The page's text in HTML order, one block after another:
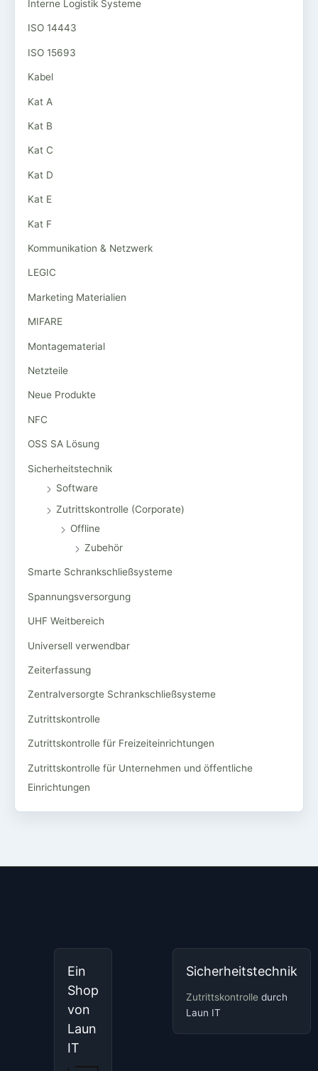
Interne Logistik Systeme
ISO 14443
ISO 15693
Kabel
Kat A
Kat B
Kat C
Kat D
Kat E
Kat F
Kommunikation & Netzwerk
LEGIC
Marketing Materialien
MIFARE
Montagematerial
Netzteile
Neue Produkte
NFC
OSS SA Lösung
Sicherheitstechnik
Software
Zutrittskontrolle (Corporate)
Offline
Zubehör
Smarte Schrankschließsysteme
Spannungsversorgung
UHF Weitbereich
Universell verwendbar
Zeiterfassung
Zentralversorgte Schrankschließsysteme
Zutrittskontrolle
Zutrittskontrolle für Freizeiteinrichtungen
Zutrittskontrolle für Unternehmen und öffentliche
Einrichtungen
Ein
Shop
von
Laun
IT
Sicherheitstechnik
Zutrittskontrolle durch
Laun IT